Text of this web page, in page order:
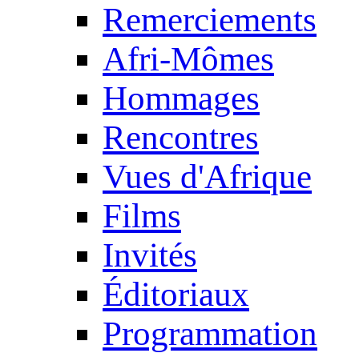
Remerciements
Afri-Mômes
Hommages
Rencontres
Vues d'Afrique
Films
Invités
Éditoriaux
Programmation